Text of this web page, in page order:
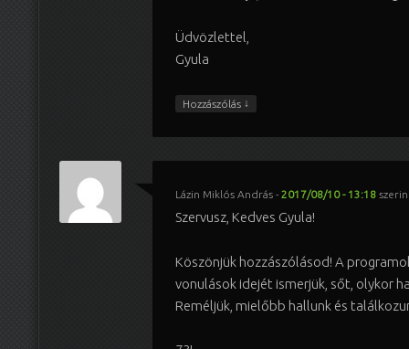
Üdvözlettel,
Gyula
Hozzászólás ↓
Lázin Miklós András- 2017/08/10 - 13:18
Szervusz, Kedves Gyula!
Köszönjük hozzászólásod! A
vonulások idejét ismerjük, sőt, olykor
Reméljük, mielőbb hallunk és